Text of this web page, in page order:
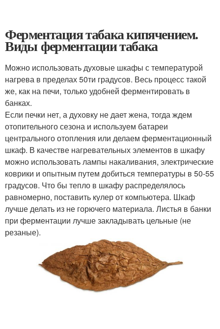
Ферментация табака кипячением.
Виды ферментации табака
Можно использовать духовые шкафы с температурой
нагрева в пределах 50ти градусов. Весь процесс такой
же, как на печи, только удобней ферментировать в
банках.
Если печки нет, а духовку не дает жена, тогда ждем
отопительного сезона и используем батареи
центрального отопления или делаем ферментационный
шкаф. В качестве нагревательных элементов в шкафу
можно использовать лампы накаливания, электрические
коврики и опытным путем добиться температуры в 50-55
градусов. Что бы тепло в шкафу распределялось
равномерно, поставить кулер от компьютера. Шкаф
лучше делать из не горючего материала. Листья в банки
при ферментации лучше закладывать цельные (не
резаные).